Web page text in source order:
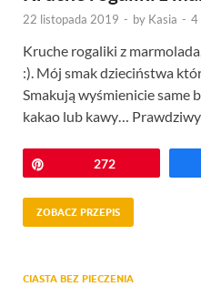
22 listopada 2019 - by Kasia - 4
Kruche rogaliki z
:). Mój smak dzieciństwa
Smakują wyśmienicie same
kakao lub kawy… Prawdziwy
Przypnij272
ZOBACZ PRZEPIS
CIASTA BEZ PIECZENIA